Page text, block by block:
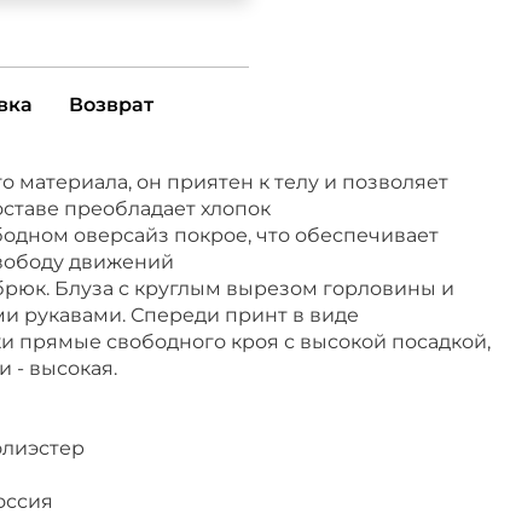
Возврат
материала, он приятен к телу и позволяет
преобладает хлопок
оверсайз покрое, что обеспечивает
движений
Блуза с круглым вырезом горловины и
рукавами. Спереди принт в виде
прямые свободного кроя с высокой посадкой,
- высокая.